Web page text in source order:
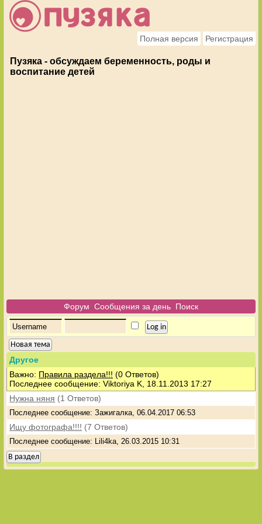
Полная версия Регистрация
Пузяка - обсуждаем беременность, роды и
воспитание детей
Форум Сообщения за день Поиск
Новая тема
Другое
Важно: Правила раздела!!! (0 Ответов)
Последнее сообщение: Viktoriya K, 18.11.2013 17:27
Нужна няня (1 Ответов)
Последнее сообщение: Зажигалка, 06.04.2017 06:53
Ищу фотографа!!!! (7 Ответов)
Последнее сообщение: Lili4ka, 26.03.2015 10:31
В раздел